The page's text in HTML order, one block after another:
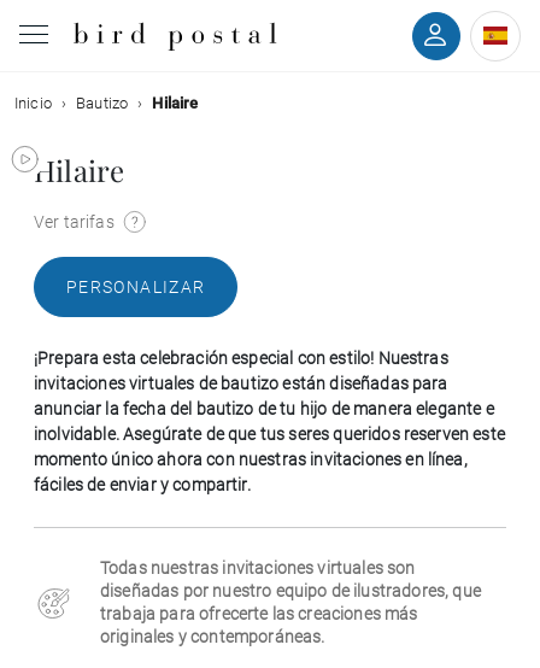
Boda
Nacimiento
Comunión
Condolencias
Cumpleaños
Empresa
Inicio Bautizo Hilaire
Hilaire
Ver tarifas
PERSONALIZAR
¡Prepara esta celebración especial con estilo! Nuestras
invitaciones virtuales de bautizo están diseñadas para
anunciar la fecha del bautizo de tu hijo de manera elegante e
inolvidable. Asegúrate de que tus seres queridos reserven este
momento único ahora con nuestras invitaciones en línea,
fáciles de enviar y compartir.
Todas nuestras invitaciones virtuales son
diseñadas por nuestro equipo de ilustradores, que
trabaja para ofrecerte las creaciones más
originales y contemporáneas.